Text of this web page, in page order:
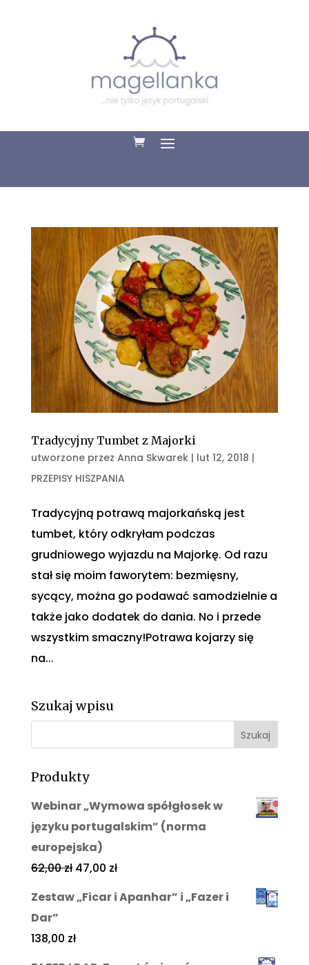
Tradycyjny Tumbet z Majorki
utworzone przez Anna Skwarek| lut 12, 2018 |
PRZEPISY HISZPANIA
Tradycyjną potrawą majorkańską jest
tumbet, który odkryłam podczas
grudniowego wyjazdu na Majorkę. Od razu
stał się moim faworytem: bezmięsny,
sycący, można go podawać samodzielnie a
także jako dodatek do dania. No i przede
wszystkim smaczny!Potrawa kojarzy się
na...
Szukaj wpisu
Produkty
Webinar „Wymowa spółgłosek w
języku portugalskim” (norma
europejska)
62,00zł 47,00 zł
Zestaw „Ficar i Apanhar” i „Fazer i
Dar”
138,00 zł